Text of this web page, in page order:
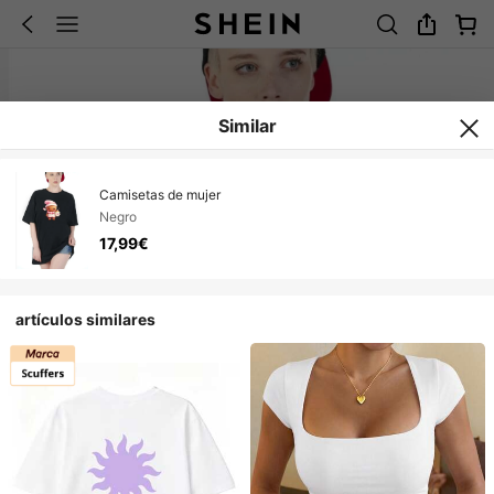
Similar
Camisetas de mujer
Negro
17,99€
artículos similares